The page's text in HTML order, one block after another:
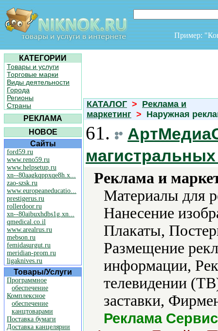
Пример:
КАТЕГОРИИ
Товары и услуги
Торговые марки
Виды деятельности
Города
Регионы
Страны
РЕКЛАМА
НОВОЕ
Сайты
ford59.ru
www.reno59.ru
www.helpsetup.ru
xn--80aagkqppxqe8h.x...
zao-szsk.ru
www.europeaneducatio...
prestigerus.ru
rollerdoor.ru
xn--80aibuxhdbs1g.xn...
qmedical.co.il
www.arealrus.ru
mebson.ru
femidasurgut.ru
meridian-prom.ru
ligaknives.ru
Товары/Услуги
Программное
обеспечение
Комплексное
обеспечение
канцтоварами
Поставка бумаги
Доставка канцелярии
КАТАЛОГ > Реклама и
маркетинг > Наружная
61.
Реклама и
Материалы для
Нанесение
Плакаты,
Размещение
информации,
телевидении
заставки,
Реклама Сервис